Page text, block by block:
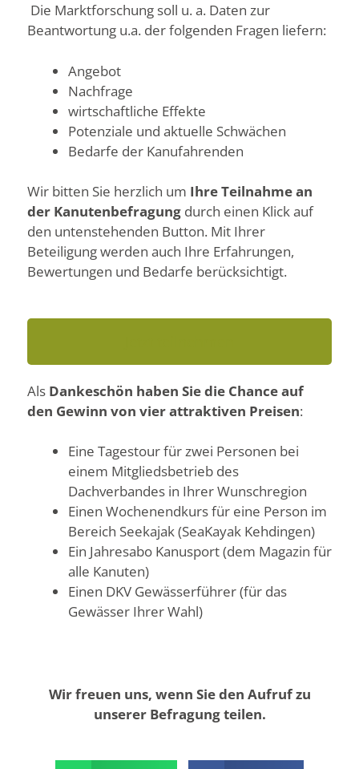
Die Marktforschung soll u. a. Daten zur
Beantwortung u.a. der folgenden Fragen liefern:
Angebot
Nachfrage
wirtschaftliche Effekte
Potenziale und aktuelle Schwächen
Bedarfe der Kanufahrenden
Wir bitten Sie herzlich um IhreTeilnahme an
der Kanutenbefragung durch einen Klick auf
den untenstehenden Button. Mit Ihrer
Beteiligung werden auch Ihre Erfahrungen,
Bewertungen und Bedarfe berücksichtigt.
Als Dankeschön haben Sie die Chance auf
den Gewinn von vier attraktiven Preisen:
Eine Tagestour für zwei Personen bei
einem Mitgliedsbetrieb des
Dachverbandes in Ihrer Wunschregion
Einen Wochenendkurs für eine Person im
Bereich Seekajak (SeaKayak Kehdingen)
Ein Jahresabo Kanusport (dem Magazin für
alle Kanuten)
Einen DKV Gewässerführer (für das
Gewässer Ihrer Wahl)
Wir freuen uns, wenn Sie den Aufruf zu
unserer Befragung teilen.